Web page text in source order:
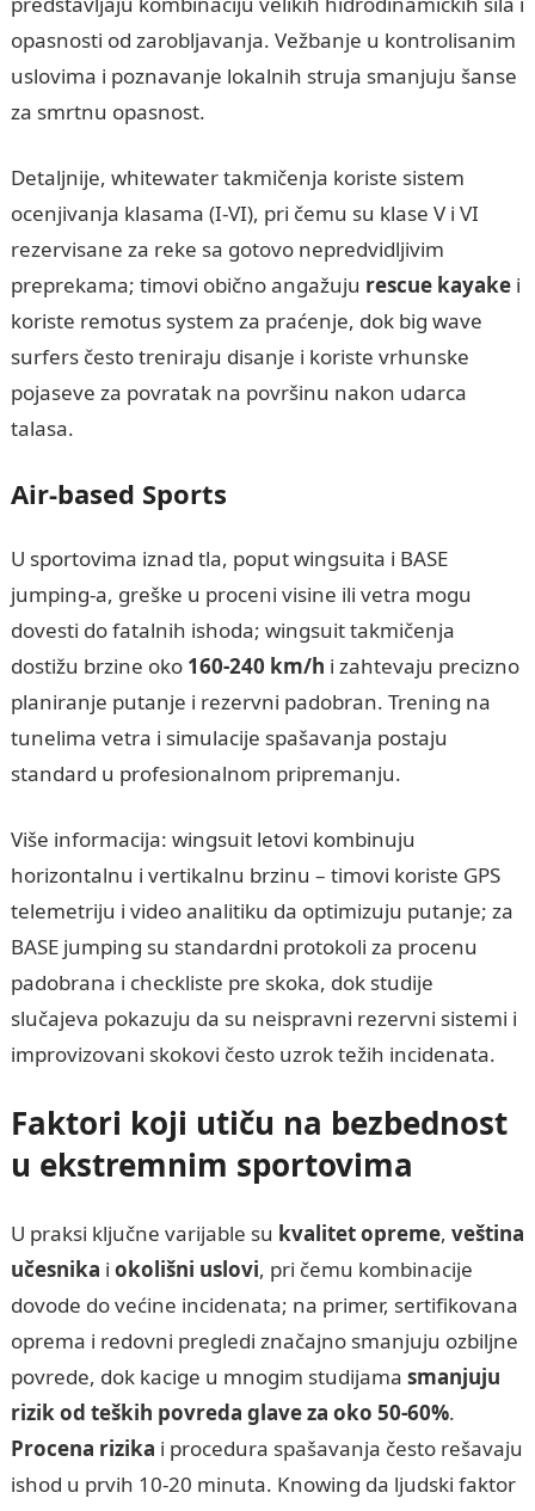
opasnosti od zarobljavanja. Vežbanje u kontrolisanim
uslovima i poznavanje lokalnih struja smanjuju šanse
za smrtnu opasnost.
Detaljnije, whitewater takmičenja koriste sistem
ocenjivanja klasama (I-VI), pri čemu su klase V i VI
rezervisane za reke sa gotovo nepredvidljivim
preprekama; timovi obično angažuju rescue kayakei
koriste remotus system za praćenje, dok big wave
surfers često treniraju disanje i koriste vrhunske
pojaseve za povratak na površinu nakon udarca
talasa.
Air-based Sports
U sportovima iznad tla, poput wingsuita i BASE
jumping-a, greške u proceni visine ili vetra mogu
dovesti do fatalnih ishoda; wingsuit takmičenja
dostižu brzine oko 160-240 km/h i zahtevaju precizno
planiranje putanje i rezervni padobran. Trening na
tunelima vetra i simulacije spašavanja postaju
standard u profesionalnom pripremanju.
Više informacija: wingsuit letovi kombinuju
horizontalnu i vertikalnu brzinu – timovi koriste GPS
telemetriju i video analitiku da optimizuju putanje; za
BASE jumping su standardni protokoli za procenu
padobrana i checkliste pre skoka, dok studije
slučajeva pokazuju da su neispravni rezervni sistemi i
improvizovani skokovi često uzrok težih incidenata.
Faktori koji utiču na bezbednost
u ekstremnim sportovima
U praksi ključne varijable su kvalitet opreme, veština
učesnika i okolišni uslovi, pri čemu kombinacije
dovode do većine incidenata; na primer, sertifikovana
oprema i redovni pregledi značajno smanjuju ozbiljne
povrede, dok kacige u mnogim studijama smanjuju
rizik od teških povreda glave za oko 50-60%.
Procena rizika i procedura spašavanja često rešavaju
ishod u prvih 10-20 minuta. Knowing da ljudski faktor